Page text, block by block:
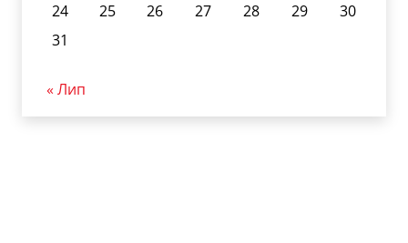
24
25 26 27 28 29
30
31
« Лип